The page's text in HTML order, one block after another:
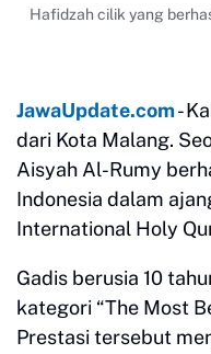
Hafidzah cilik yang
JawaUpdate.com-
dari Kota Malang.
Aisyah Al-Rumy
Indonesia dalam
International Holy
Gadis berusia 10
kategori “The Most
Prestasi tersebut